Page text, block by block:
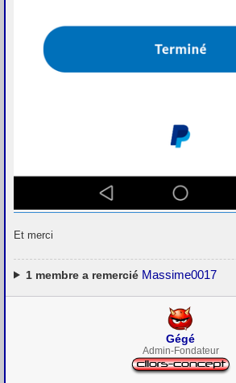
Et merci
1membre a remercié Massime0017
Gégé
Admin-Fondateur